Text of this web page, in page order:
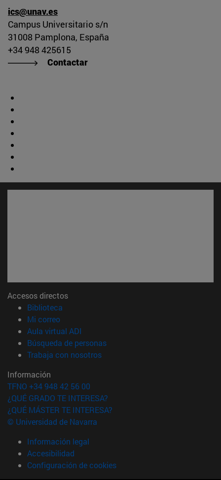
ics@unav.es
Campus Universitario s/n
31008 Pamplona, España
+34 948 425615
Contactar
Accesos directos
Biblioteca
Mi correo(abre en nueva ventana)
Aula virtual ADI
Búsqueda de personas(abre en nueva ventana)
Trabaja con nosotros(abre en nueva ventana)
Información
TFNO +34 948 42 56 00
¿QUÉ GRADO TE INTERESA?
¿QUÉ MÁSTER TE INTERESA?
© Universidad de Navarra
Información legal
Accesibilidad
Configuración de cookies